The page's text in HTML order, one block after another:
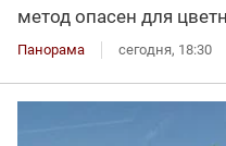
метод опасен для
Панорама сегодня, 18:30